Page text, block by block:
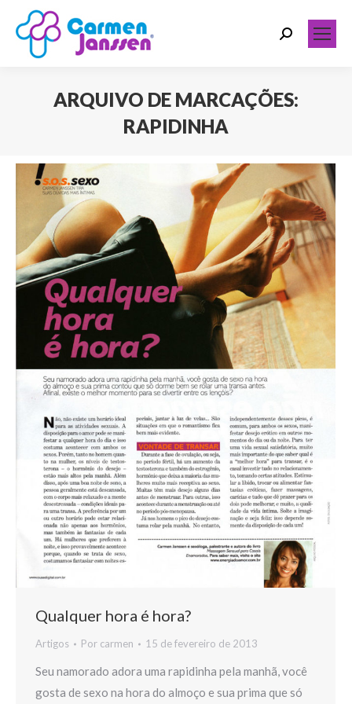
Search:
ARQUIVO DE MARCAÇÕES:
RAPIDINHA
Qualquer hora é hora?
Artigos Por carmen 15 de fevereiro de 2013
Seu namorado adora uma rapidinha pela manhã, você
gosta de sexo na hora do almoço e sua prima que só